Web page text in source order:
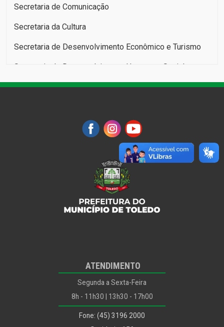
Secretaria de Comunicação
Secretaria da Cultura
Secretaria de Desenvolvimento Econômico e Turismo
Secretaria de Desenvolvimento Humano e Social:
Secretaria de Esportes e Lazer
Secretaria da Fazenda
Secretaria da Infraestrutura Rural e Urbana e de
Secretaria do Meio Ambiente
Secretaria da Mulher
Secretaria de Recursos Humanos
Secretaria da Saúde
Secretaria de Segurança e Trânsito
ATENDIMENTO
Segunda a Sexta-Feira
8h - 11h30 | 13h30 - 17h00
Fone: (45) 3196 2000